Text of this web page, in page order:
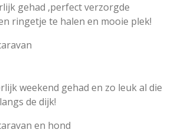
gehad ,perfect verzorgde
ringetje te halen en mooie plek!
weekend gehad en zo leuk al die
de dijk!
en hond